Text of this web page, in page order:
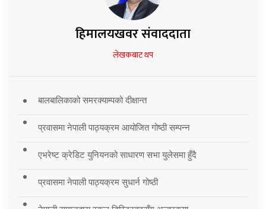
हिमालयखवर संवाददाता
लेखकबाट थप
बालबालिकाको समरक्याम्पको दीक्षान्त
प्रवासमा नेपाली पाठ्यक्रम आयोजित गोष्ठी सम्पन्न
एभरेष्ट क्रेडिट युनियनको साधारण सभा युलेसमा हुँदै
प्रवासमा नेपाली पाठ्यक्रम सुधार्न गोष्ठी